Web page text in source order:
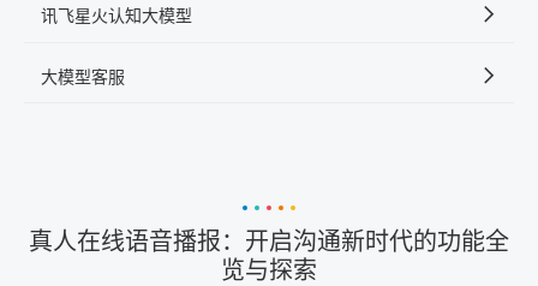
讯飞星火认知大模型
大模型客服
真人在线语音播报：开启沟通新时代的功能全
览与探索